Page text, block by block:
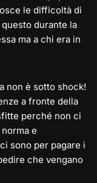
le difficoltà di
durante la
ma a chi era in
non è sotto shock!
a fronte della
perché non ci
e
sono per pagare i
che vengano